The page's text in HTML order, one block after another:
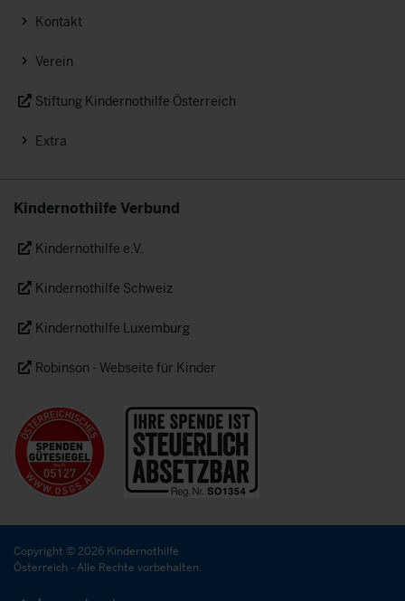
Kontakt
Verein
Stiftung Kindernothilfe Österreich
Extra
Kindernothilfe Verbund
Kindernothilfe e.V.
Kindernothilfe Schweiz
Kindernothilfe Luxemburg
Robinson - Webseite für Kinder
Copyright © 2026 Kindernothilfe
Österreich - Alle Rechte vorbehalten.